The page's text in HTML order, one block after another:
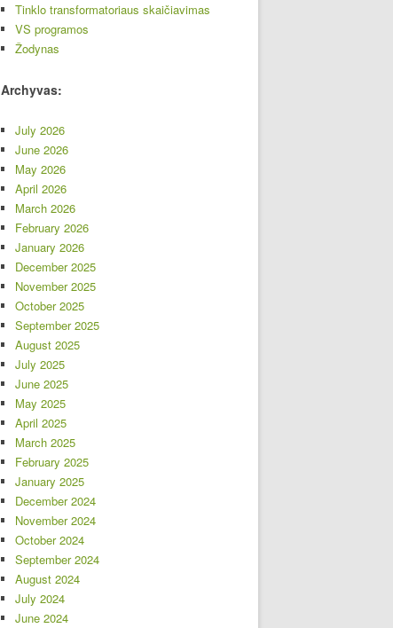
Tinklo transformatoriaus skaičiavimas
VS programos
Žodynas
Archyvas:
July 2026
June 2026
May 2026
April 2026
March 2026
February 2026
January 2026
December 2025
November 2025
October 2025
September 2025
August 2025
July 2025
June 2025
May 2025
April 2025
March 2025
February 2025
January 2025
December 2024
November 2024
October 2024
September 2024
August 2024
July 2024
June 2024